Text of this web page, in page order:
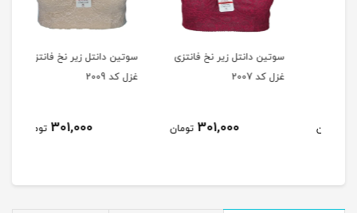
سوتین دانتل زیر نخ فانتزی
غزل کد 2007
301,000 تومان
سوتین دانتل زیر نخ فانتزی
غزل کد 2009
301,000 تومان